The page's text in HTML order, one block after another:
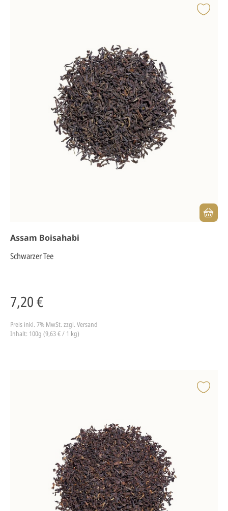
Assam Boisahabi
Schwarzer Tee
7,20 €
Preis inkl. 7% MwSt. zzgl. Versand
Inhalt: 100g (9,63 € / 1 kg)